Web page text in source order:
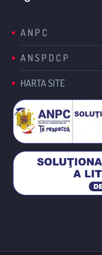
A N P C
A N S P D C P
HARTA SITE